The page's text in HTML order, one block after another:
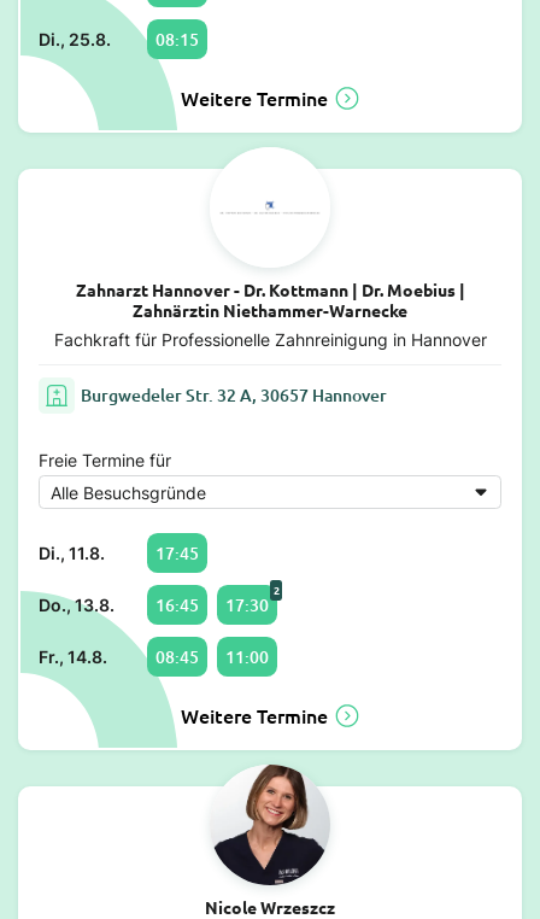
Di., 25.8. 08:15
Weitere Termine
Zahnarzt Hannover - Dr. Kottmann | Dr. Moebius |
Zahnärztin Niethammer-Warnecke
Fachkraft für Professionelle Zahnreinigung in Hannover
Burgwedeler Str. 32 A, 30657 Hannover
Freie Termine für
Di., 11.8. 17:45
Do., 13.8. 16:45 17:30
2
Fr., 14.8. 08:45 11:00
Weitere Termine
Nicole Wrzeszcz